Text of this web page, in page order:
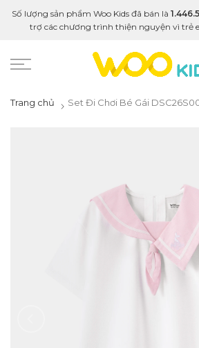
Số lượng sản phẩm Woo Kids đã bán là
trợ các chương trình thiện nguyện vì trẻ
Trang chủ Set Đi Chơi Bé Gái